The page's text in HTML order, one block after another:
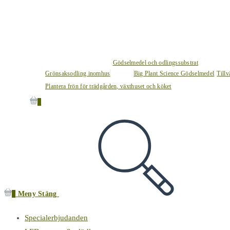
Grönsaksodling inomhus
Gödselmedel och odlingssubstrat
Big Plant Science Gödselmedel
Plantera frön för trädgården, växthuset och köket
Meny Stäng
Specialerbjudanden